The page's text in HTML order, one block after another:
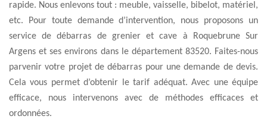
rapide. Nous enlevons tout : meuble, vaisselle, bibelot, matériel,
etc. Pour toute demande d’intervention, nous proposons un
service de débarras de grenier et cave à Roquebrune Sur
Argens et ses environs dans le département 83520. Faites-nous
parvenir votre projet de débarras pour une demande de devis.
Cela vous permet d’obtenir le tarif adéquat. Avec une équipe
efficace, nous intervenons avec de méthodes efficaces et
ordonnées.